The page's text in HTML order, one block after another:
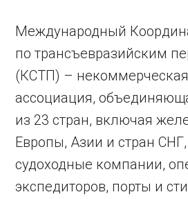
Международный
по трансъевразийским
(КСТП) – некоммерческая
ассоциация,
из 23 стран, включая
Европы, Азии и стран
судоходные компании,
экспедиторов, порты и